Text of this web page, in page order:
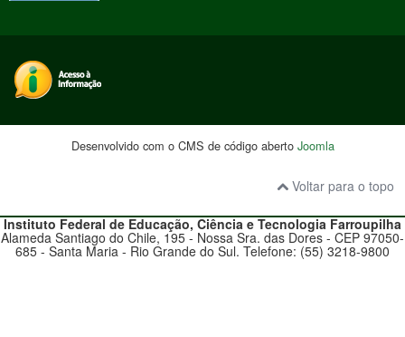
Desenvolvido com o CMS de código aberto Joomla
Voltar para o topo
Instituto Federal de Educação, Ciência e TecnologiaFarroupilha
Alameda Santiago do Chile, 195 - Nossa Sra. das Dores - CEP 97050-
685 - Santa Maria - Rio Grande do Sul. Telefone: (55) 3218-9800